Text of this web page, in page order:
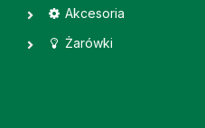
Akcesoria
Żarówki